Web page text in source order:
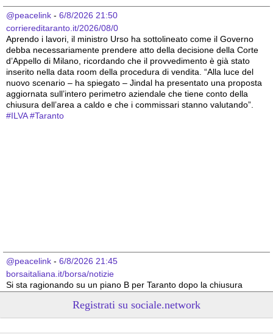
@peacelink - 6/8/2026 21:50
corriereditaranto.it/2026/08/0
Aprendo i lavori, il ministro Urso ha sottolineato come il Governo
debba necessariamente prendere atto della decisione della Corte
d’Appello di Milano, ricordando che il provvedimento è già stato
inserito nella data room della procedura di vendita. “Alla luce del
nuovo scenario – ha spiegato – Jindal ha presentato una proposta
aggiornata sull’intero perimetro aziendale che tiene conto della
chiusura dell’area a caldo e che i commissari stanno valutando”.
#ILVA #Taranto
@peacelink - 6/8/2026 21:45
borsaitaliana.it/borsa/notizie
Si sta ragionando su un piano B per Taranto dopo la chiusura
Registrati su sociale.network